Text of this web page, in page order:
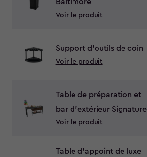
Baltimore
Voir le produit
Support d’outils de coin
Voir le produit
Table de préparation et
bar d’extérieur Signature
Voir le produit
Table d’appoint de luxe